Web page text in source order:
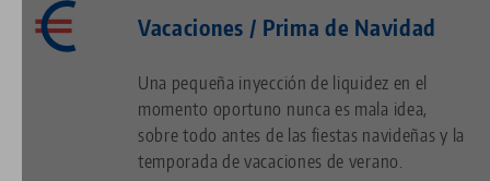
Vacaciones / Prima de Navidad
Una pequeña inyección de liquidez en el
momento oportuno nunca es mala idea,
sobre todo antes de las fiestas navideñas y la
temporada de vacaciones de verano.